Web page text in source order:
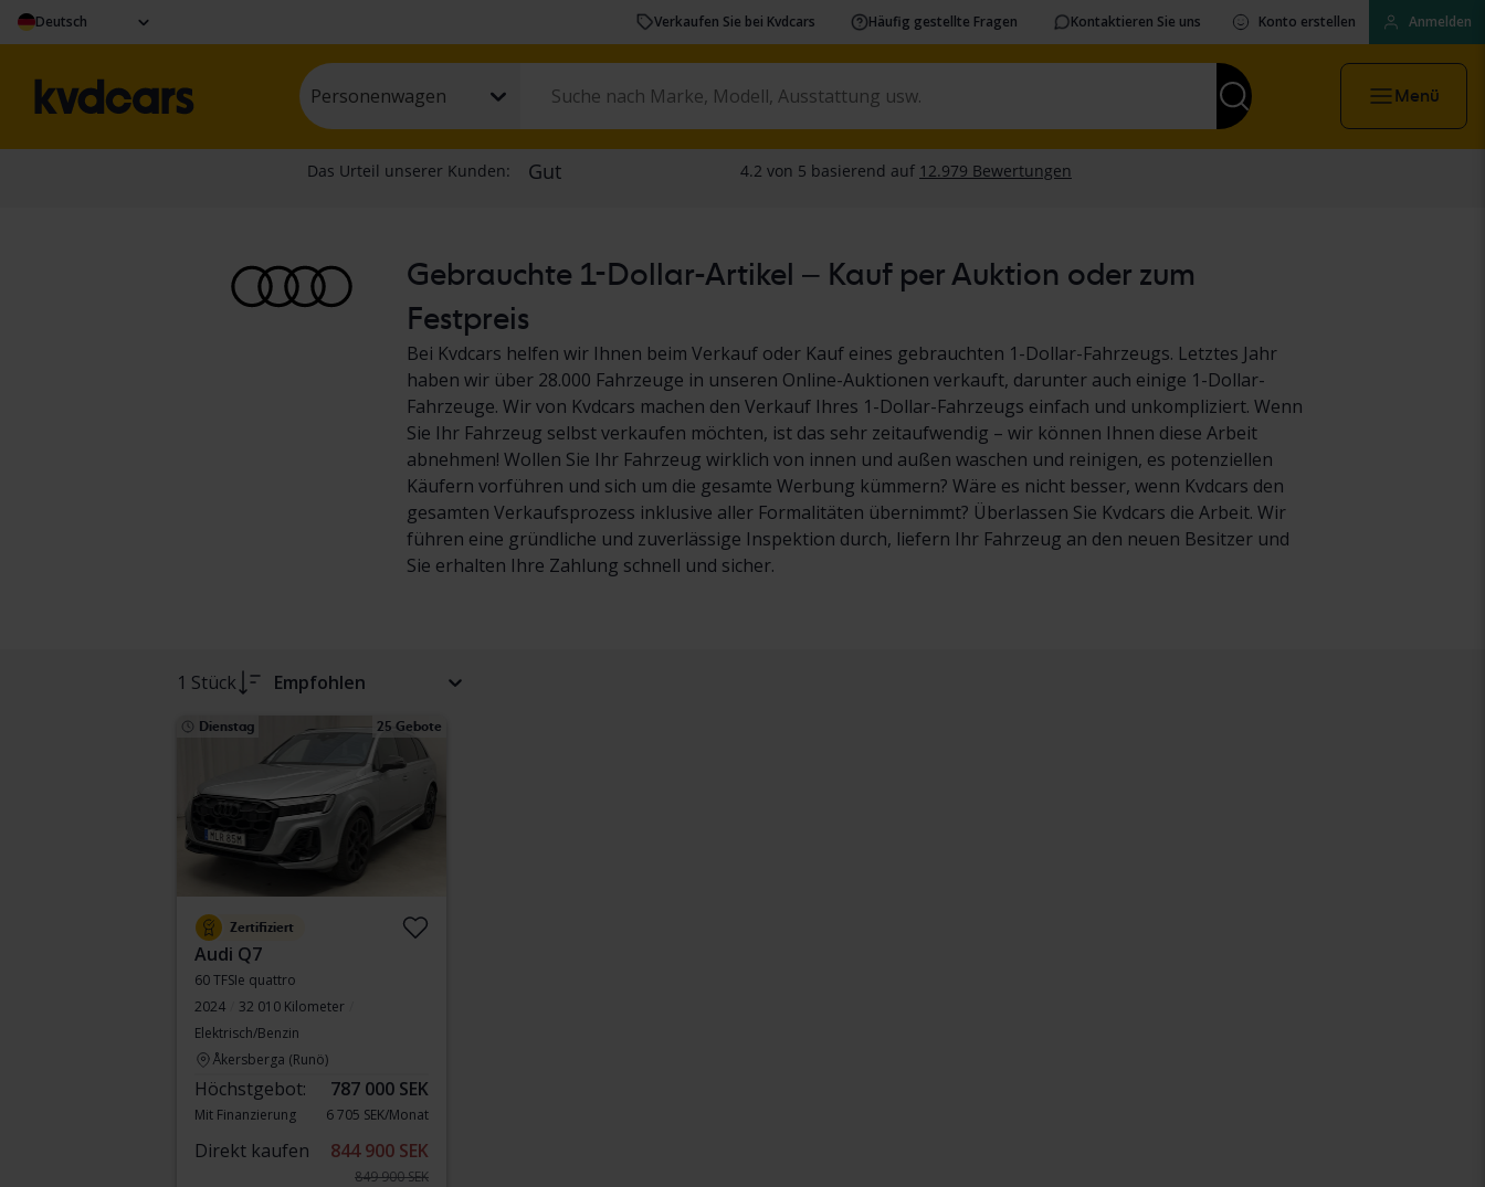
Deutsch Verkaufen Sie bei Kvdcars Häufig gestellte Fragen Kontaktieren Sie uns Konto erstellen Anmelden
Personenwagen Menü
Gebrauchte 1-Dollar-Artikel – Kauf per Auktion oder zum
Festpreis
Bei Kvdcars helfen wir Ihnen beim Verkauf oder Kauf eines gebrauchten 1-Dollar-Fahrzeugs. Letztes Jahr
haben wir über 28.000 Fahrzeuge in unseren Online-Auktionen verkauft, darunter auch einige 1-Dollar-
Fahrzeuge. Wir von Kvdcars machen den Verkauf Ihres 1-Dollar-Fahrzeugs einfach und unkompliziert. Wenn
Sie Ihr Fahrzeug selbst verkaufen möchten, ist das sehr zeitaufwendig – wir können Ihnen diese Arbeit
abnehmen! Wollen Sie Ihr Fahrzeug wirklich von innen und außen waschen und reinigen, es potenziellen
Käufern vorführen und sich um die gesamte Werbung kümmern? Wäre es nicht besser, wenn Kvdcars den
gesamten Verkaufsprozess inklusive aller Formalitäten übernimmt? Überlassen Sie Kvdcars die Arbeit. Wir
führen eine gründliche und zuverlässige Inspektion durch, liefern Ihr Fahrzeug an den neuen Besitzer und
Sie erhalten Ihre Zahlung schnell und sicher.
1 Stück Empfohlen
Dienstag 25 Gebote
Zertifiziert
Audi Q7
60 TFSIe quattro
2024
32 010 Kilometer
Elektrisch/Benzin
Åkersberga (Runö)
Höchstgebot: 787 000 SEK
Mit Finanzierung 6 705 SEK/Monat
Direkt kaufen 844 900 SEK
849 900 SEK